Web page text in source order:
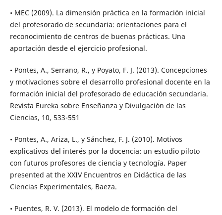
• MEC (2009). La dimensión práctica en la formación inicial
del profesorado de secundaria: orientaciones para el
reconocimiento de centros de buenas prácticas. Una
aportación desde el ejercicio profesional.
• Pontes, A., Serrano, R., y Poyato, F. J. (2013). Concepciones
y motivaciones sobre el desarrollo profesional docente en la
formación inicial del profesorado de educación secundaria.
Revista Eureka sobre Enseñanza y Divulgación de las
Ciencias, 10, 533-551
• Pontes, A., Ariza, L., y Sánchez, F. J. (2010). Motivos
explicativos del interés por la docencia: un estudio piloto
con futuros profesores de ciencia y tecnología. Paper
presented at the XXIV Encuentros en Didáctica de las
Ciencias Experimentales, Baeza.
• Puentes, R. V. (2013). El modelo de formación del